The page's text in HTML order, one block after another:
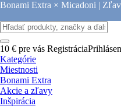
Bonami Extra × Micadoni |
10 € pre vás Registrácia
Kategórie
Miestnosti
Bonami Extra
Akcie a zľavy
Inšpirácia